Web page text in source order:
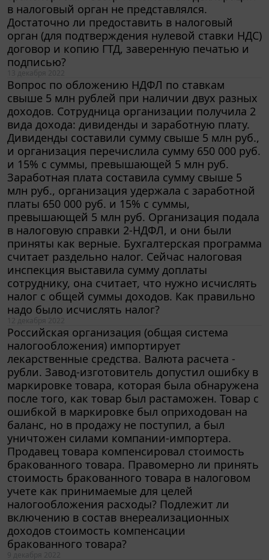
Достаточно ли предоставить в налоговый
орган (для подтверждения нулевой ставки НДС)
договор и копию ГТД, заверенную печатью и
подписью?
13 декабря 2022
свыше 5 млн рублей при наличии двух разных
доходов. Сотрудница организации получила 2
вида дохода: дивиденды и заработную плату.
Дивиденды составили сумму свыше 5 млн руб.,
и организация перечислила сумму 650 000 руб.
и 15% с суммы, превышающей 5 млн руб.
Заработная плата составила сумму свыше 5
млн руб., организация удержала с заработной
платы 650 000 руб. и 15% с суммы,
превышающей 5 млн руб. Организация подала
в налоговую справки 2-НДФЛ, и они были
приняты как верные. Бухгалтерская программа
считает раздельно налог. Сейчас налоговая
инспекция выставила сумму доплаты
сотруднику, она считает, что нужно исчислять
налог с общей суммы доходов. Как правильно
надо было исчислять налог?
12 декабря 2022
налогообложения) импортирует
лекарственные средства. Валюта расчета -
рубли. Завод-изготовитель допустил ошибку в
маркировке товара, которая была обнаружена
после того, как товар был растаможен. Товар с
ошибкой в маркировке был оприходован на
баланс, но в продажу не поступил, а был
уничтожен силами компании-импортера.
Продавец товара компенсировал стоимость
бракованного товара. Правомерно ли принять
стоимость бракованного товара в налоговом
учете как принимаемые для целей
налогообложения расходы? Подлежит ли
включению в состав внереализационных
доходов стоимость компенсации
бракованного товара?
9 декабря 2022